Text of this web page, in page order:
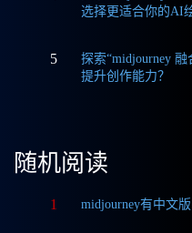
选择更适合你的AI
5
探索“midjourney
提升创作能力？
随机阅读
1 midjourney有中文